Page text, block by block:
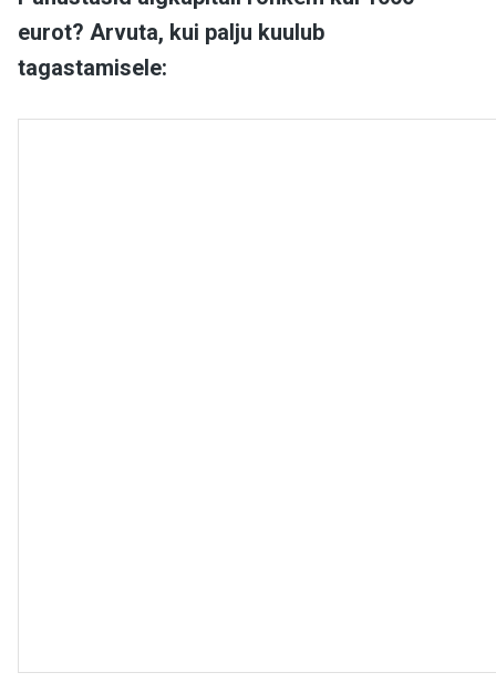
eurot? Arvuta, kui palju kuulub
tagastamisele: